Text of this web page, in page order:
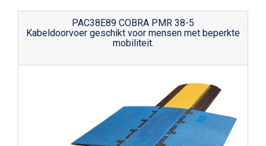
PAC38E89 COBRA PMR 38-5
Kabeldoorvoer geschikt voor mensen met beperkte
mobiliteit.